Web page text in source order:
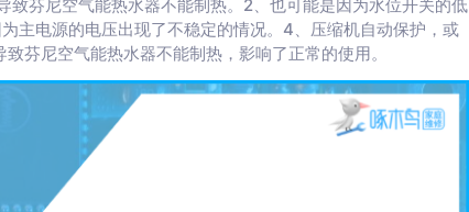
芬尼空气能热水器不能制热。2、也可能是因为水位开关的低
主电源的电压出现了不稳定的情况。4、压缩机自动保护，或
芬尼空气能热水器不能制热，影响了正常的使用。